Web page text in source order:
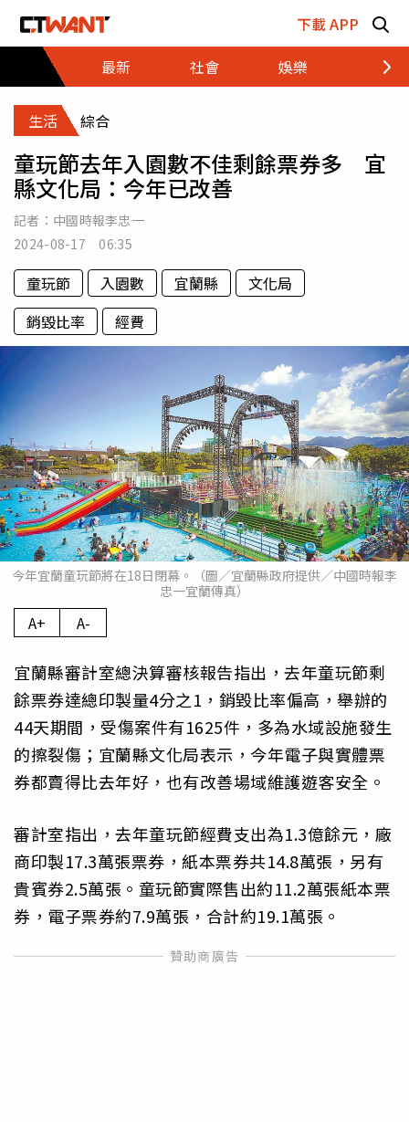
下載 APP
最新
社會 娛樂 財經
生活 綜合
童玩節去年入園數不佳剩餘票券多 宜
縣文化局：今年已改善
記者： 中國時報李忠一
2024-08-17 06:35
童玩節 入園數 宜蘭縣
文化局
銷毀比率
經費
今年宜蘭童玩節將在18日閉幕。（圖／宜蘭縣政府提供／中國時報李
忠一宜蘭傳真）
A+ A-
宜蘭縣審計室總決算審核報告指出，去年童玩節剩
餘票券達總印製量4分之1，銷毀比率偏高，舉辦的
44天期間，受傷案件有1625件，多為水域設施發生
的擦裂傷；宜蘭縣文化局表示，今年電子與實體票
券都賣得比去年好，也有改善場域維護遊客安全。
審計室指出，去年童玩節經費支出為1.3億餘元，廠
商印製17.3萬張票券，紙本票券共14.8萬張，另有
貴賓券2.5萬張。童玩節實際售出約11.2萬張紙本票
券，電子票券約7.9萬張，合計約19.1萬張。